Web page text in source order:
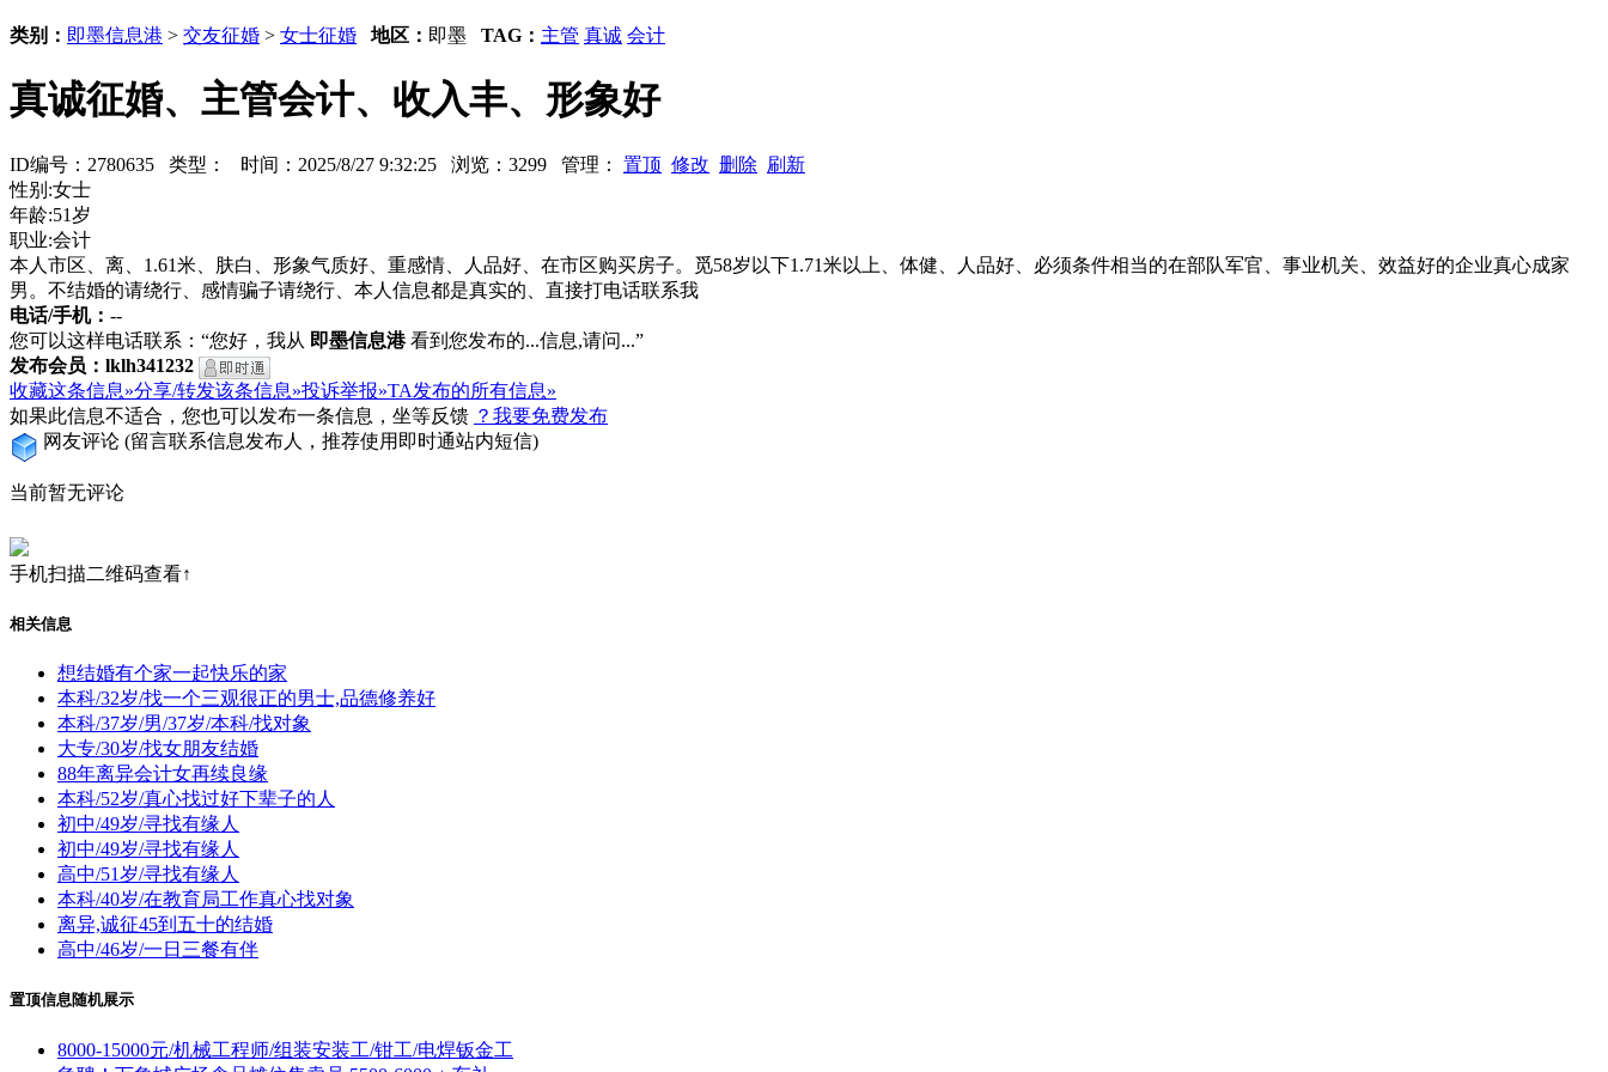
类别： 即墨信息港 > 交友征婚 > 女士征婚 地区： 即墨 TAG： 主管 真诚 会计
真诚征婚、主管会计、收入丰、形象好
ID编号：2780635 类型： 时间：2025/8/27 9:32:25 浏览：3299 管理： 置顶 修改 删除 刷新
性别:女士
年龄:51岁
职业:会计
本人市区、离、1.61米、肤白、形象气质好、重感情、人品好、在市区购买房子。觅58岁以下1.71米以上、体健、人品好、必须条件相当的在部队军官、事业机关、效益好的企业真心成家
男。不结婚的请绕行、感情骗子请绕行、本人信息都是真实的、直接打电话联系我
电话/手机： --
您可以这样电话联系：“您好，我从 即墨信息港看到您发布的...信息,请问...”
发布会员：lklh341232
收藏这条信息»分享/转发该条信息»投诉举报»TA发布的所有信息»
如果此信息不适合，您也可以发布一条信息，坐等反馈 ？我要免费发布
网友评论 (留言联系信息发布人，推荐使用即时通站内短信)
当前暂无评论
手机扫描二维码查看↑
相关信息
想结婚有个家一起快乐的家
本科/32岁/找一个三观很正的男士,品德修养好
本科/37岁/男/37岁/本科/找对象
大专/30岁/找女朋友结婚
88年离异会计女再续良缘
本科/52岁/真心找过好下辈子的人
初中/49岁/寻找有缘人
初中/49岁/寻找有缘人
高中/51岁/寻找有缘人
本科/40岁/在教育局工作真心找对象
离异,诚征45到五十的结婚
高中/46岁/一日三餐有伴
置顶信息随机展示
8000-15000元/机械工程师/组装安装工/钳工/电焊钣金工